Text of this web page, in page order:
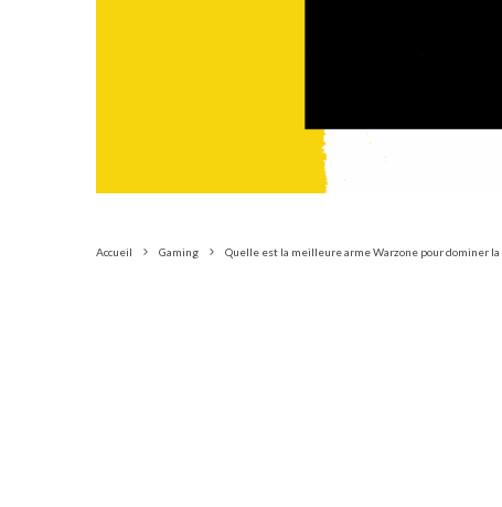
Accueil Gaming Quelle est la meilleure arme Warzone pour dominer la